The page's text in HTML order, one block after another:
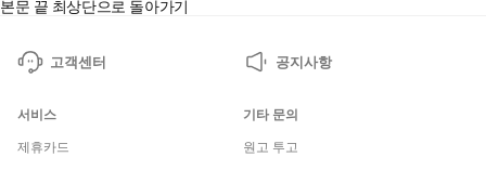
본문 끝 최상단으로 돌아가기
고객센터 공지사항
서비스
제휴카드
기타 문의
원고 투고